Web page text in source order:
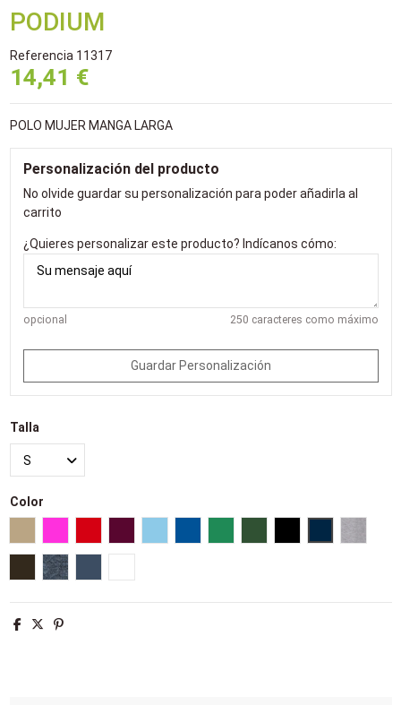
PODIUM
Referencia 11317
14,41 €
POLO MUJER MANGA LARGA
Personalización del producto
No olvide guardar su personalización para poder añadirla al
carrito
¿Quieres personalizar este producto? Indícanos cómo:
opcional 250 caracteres como máximo
Guardar Personalización
Talla
Color
ChocolateAntracita mezcla